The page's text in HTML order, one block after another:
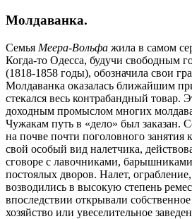
Молдаванка.
Семья Меера-Вольфа жила в самом
Когда-то Одесса, будучи свободным
(1818-1858 годы), обозначила свои
Молдаванка оказалась ближайшим
стекался весь контрабандный товар.
доходным промыслом многих
Чужакам путь в «дело» был заказан.
на почве почти поголовного занятия
свой особый вид налетчика,
сговоре с лавочниками,
постоялых дворов. Налет,
возводились в высокую степень
впоследствии открывали
хозяйство или увеселительное